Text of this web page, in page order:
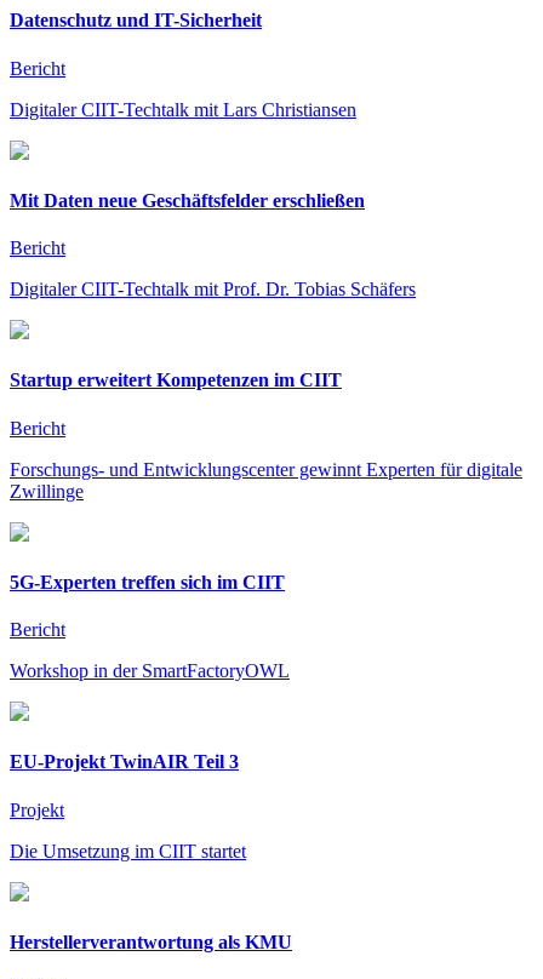
Datenschutz und IT-Sicherheit
Bericht
Digitaler CIIT-Techtalk mit Lars Christiansen
Mit Daten neue Geschäftsfelder erschließen
Bericht
Digitaler CIIT-Techtalk mit Prof. Dr. Tobias Schäfers
Startup erweitert Kompetenzen im CIIT
Bericht
Forschungs- und Entwicklungscenter gewinnt Experten für digitale
Zwillinge
5G-Experten treffen sich im CIIT
Bericht
Workshop in der SmartFactoryOWL
EU-Projekt TwinAIR Teil 3
Projekt
Die Umsetzung im CIIT startet
Hersteller­verantwortung als KMU